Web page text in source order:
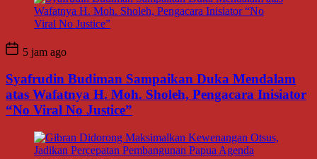
5 jam ago
Syafrudin Budiman Sampaikan Duka Mendalam
atas Wafatnya H. Moh. Sholeh, Pengacara Inisiator
“No Viral No Justice”